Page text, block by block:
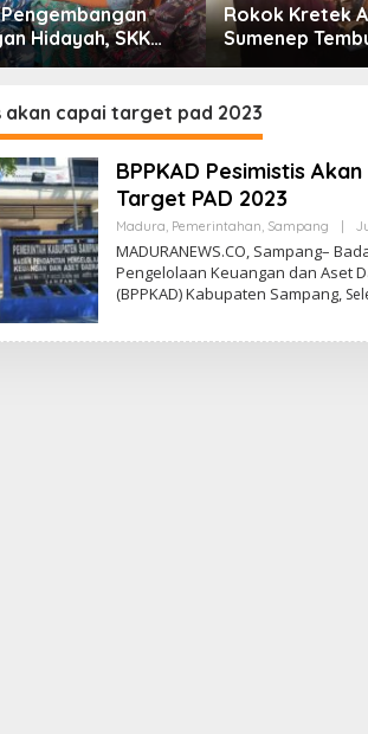
Hidayah, SKK
North Madura II
Sampang
Rokok Kretek
Sumenep
akan capai target pad 2023
BPPKAD Pesimistis Akan
Target PAD 2023
Madura, Pemerintahan, Sampang
MADURANEWS.CO, Sampang–
Pengelolaan Keuangan dan Aset
(BPPKAD) Kabupaten Sampang,